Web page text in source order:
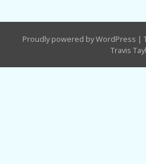
Proudly powered by WordPress |
Travis